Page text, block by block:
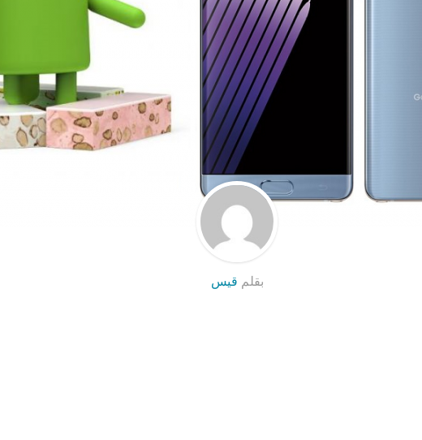
بقلم قيس